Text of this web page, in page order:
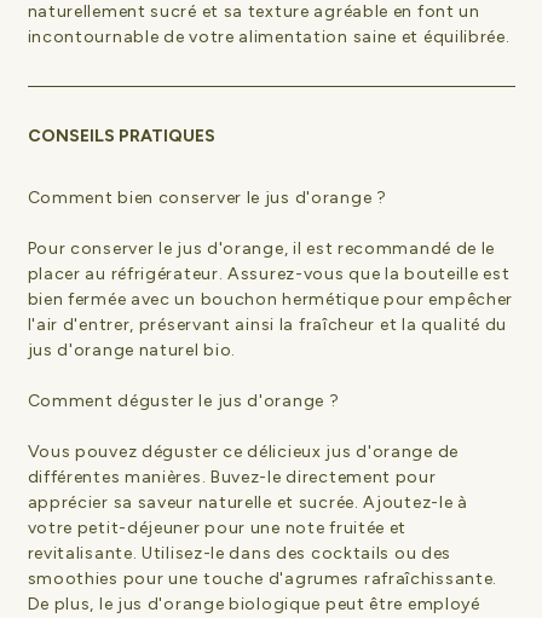
naturellement sucré et sa texture agréable en font un
incontournable de votre alimentation saine et équilibrée.
CONSEILS PRATIQUES
Comment bien conserver le jus d'orange ?
Pour conserver le jus d'orange, il est recommandé de le
placer au réfrigérateur. Assurez-vous que la bouteille est
bien fermée avec un bouchon hermétique pour empêcher
l'air d'entrer, préservant ainsi la fraîcheur et la qualité du
jus d'orange naturel bio.
Comment déguster le jus d'orange ?
Vous pouvez déguster ce délicieux jus d'orange de
différentes manières. Buvez-le directement pour
apprécier sa saveur naturelle et sucrée. Ajoutez-le à
votre petit-déjeuner pour une note fruitée et
revitalisante. Utilisez-le dans des cocktails ou des
smoothies pour une touche d'agrumes rafraîchissante.
De plus, le jus d'orange biologique peut être employé